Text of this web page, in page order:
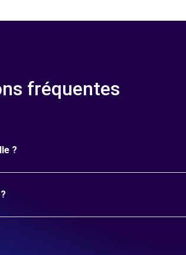
fréquentes
?